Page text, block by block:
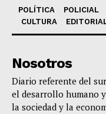
POLÍTICA POLICIAL
CULTURA
Nosotros
Diario referente del
el desarrollo humano
la sociedad y la